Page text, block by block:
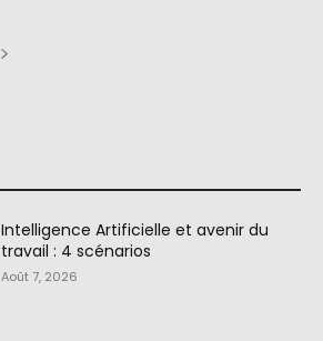
Intelligence Artificielle et avenir du
travail : 4 scénarios
Août 7, 2026